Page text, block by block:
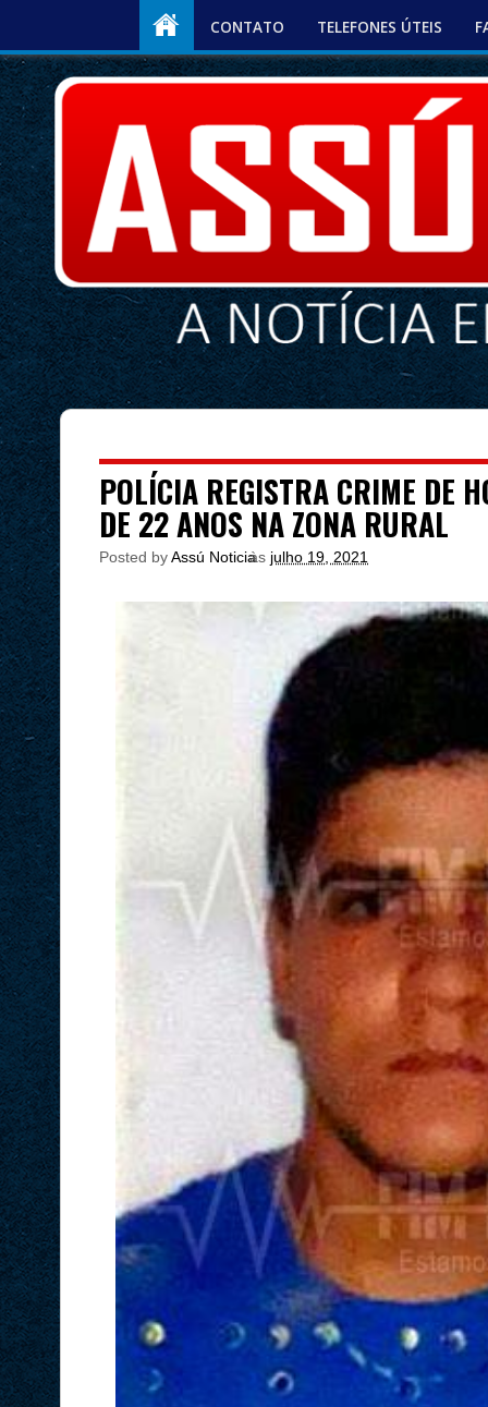
CONTATO TELEFONES ÚTEIS
POLÍCIA REGISTRA CRIME DE
DE 22 ANOS NA ZONA RURAL
Posted byAssú Noticia
às julho 19, 2021